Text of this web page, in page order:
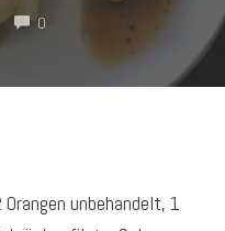
0COMMENTS
unbehandelt, 1